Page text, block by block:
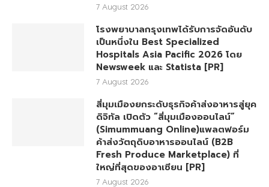
7 August 2026
โรงพยาบาลกรุงเทพได้รับการจัดอันดับ
เป็นหนึ่งใน Best Specialized
Hospitals Asia Pacific 2026 โดย
Newsweek และ Statista [PR]
7 August 2026
สี่มุมเมืองยกระดับธุรกิจค้าส่งอาหารสู่ยุค
ดิจิทัล เปิดตัว “สี่มุมเมืองออนไลน์”
(Simummuang Online)แพลตฟอร์ม
ค้าส่งวัตถุดิบอาหารออนไลน์ (B2B
Fresh Produce Marketplace) ที่
ใหญ่ที่สุดของอาเซียน [PR]
7 August 2026